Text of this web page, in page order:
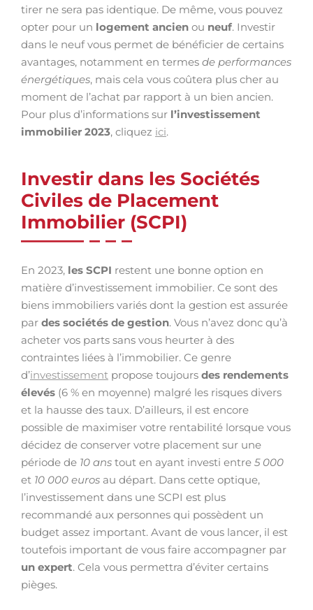
tirer ne sera pas identique. De même, vous pouvez
opter pour un logement ancien ou neuf. Investir
dans le neuf vous permet de bénéficier de certains
avantages, notamment en termes de performances
énergétiques, mais cela vous coûtera plus cher au
moment de l’achat par rapport à un bien ancien.
Pour plus d’informations sur l’investissement
immobilier 2023, cliquez ici.
Investir dans les Sociétés
Civiles de Placement
Immobilier (SCPI)
En 2023, les SCPI restent une bonne option en
matière d’investissement immobilier. Ce sont des
biens immobiliers variés dont la gestion est assurée
par des sociétés de gestion. Vous n’avez donc qu’à
acheter vos parts sans vous heurter à des
contraintes liées à l’immobilier. Ce genre
d’investissement propose toujours des rendements
élevés (6 % en moyenne) malgré les risques divers
et la hausse des taux. D’ailleurs, il est encore
possible de maximiser votre rentabilité lorsque vous
décidez de conserver votre placement sur une
période de 10 ans tout en ayant investi entre 5 000
et 10 000 euros au départ. Dans cette optique,
l’investissement dans une SCPI est plus
recommandé aux personnes qui possèdent un
budget assez important. Avant de vous lancer, il est
toutefois important de vous faire accompagner par
un expert. Cela vous permettra d’éviter certains
pièges.